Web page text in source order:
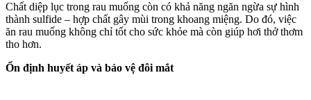
Chất diệp lục trong rau muống còn có khả năng ngăn ngừa sự hình
thành sulfide – hợp chất gây mùi trong khoang miệng. Do đó, việc
ăn rau muống không chỉ tốt cho sức khỏe mà còn giúp hơi thở thơm
tho hơn.
Ổn định huyết áp và bảo vệ đôi mắt